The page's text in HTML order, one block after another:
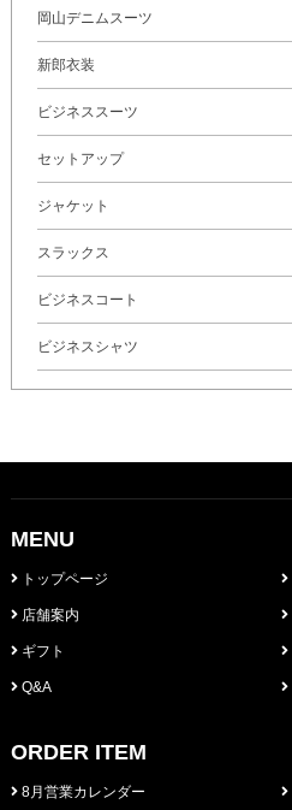
岡山デニムスーツ
新郎衣装
ビジネススーツ
セットアップ
ジャケット
スラックス
ビジネスコート
ビジネスシャツ
MENU
トップページ
店舗案内
ギフト
Q&A
ORDER ITEM
8月営業カレンダー